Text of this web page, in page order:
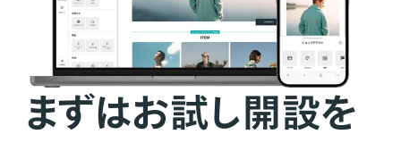
まずはお試し開設を